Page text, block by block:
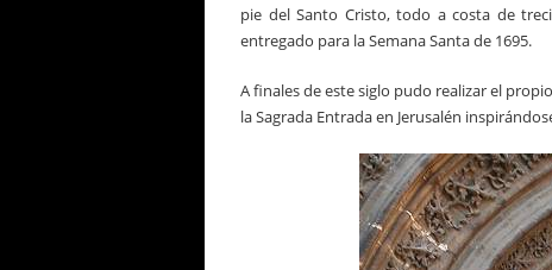
pie del Santo Cristo, todo a costa de
entregado para la Semana Santa de 1695.
A finales de este siglo pudo realizar el
la Sagrada Entrada en Jerusalén